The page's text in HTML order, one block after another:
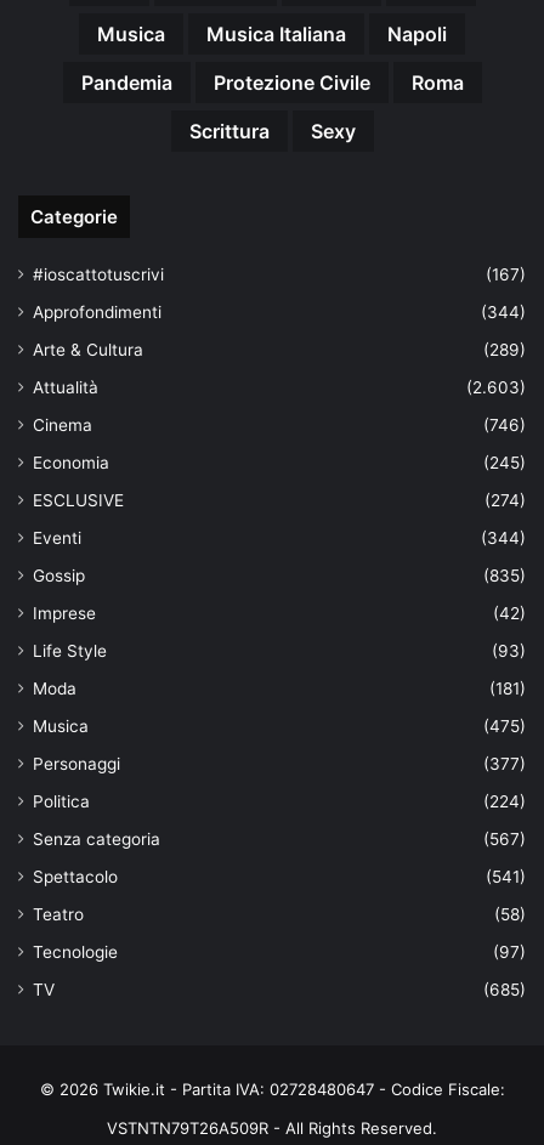
Musica
Musica Italiana
Napoli
Pandemia
Protezione Civile
Roma
Scrittura
Sexy
Categorie
#ioscattotuscrivi
(167)
Approfondimenti
(344)
Arte & Cultura
(289)
Attualità
(2.603)
Cinema
(746)
Economia
(245)
ESCLUSIVE
(274)
Eventi
(344)
Gossip
(835)
Imprese
(42)
Life Style
(93)
Moda
(181)
Musica
(475)
Personaggi
(377)
Politica
(224)
Senza categoria
(567)
Spettacolo
(541)
Teatro
(58)
Tecnologie
(97)
TV
(685)
© 2026 Twikie.it - Partita IVA: 02728480647 - Codice Fiscale:
VSTNTN79T26A509R - All Rights Reserved.